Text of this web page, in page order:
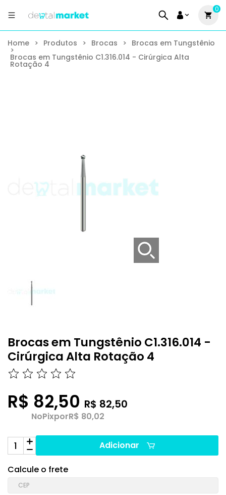
0
Home > Produtos > Brocas > Brocas em Tungstênio
>
Brocas em Tungstênio C1.316.014 - Cirúrgica Alta
Rotação 4
Brocas em Tungstênio C1.316.014 -
Cirúrgica Alta Rotação 4
R$ 82,50 R$ 82,50
NoPixporR$ 80,02
Adicionar
Calcule o frete